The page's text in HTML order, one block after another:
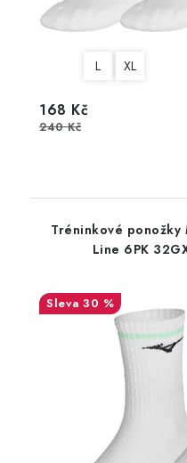
L XL
168 Kč
240 Kč
Tréninkové ponožky
Line 6PK
30 %